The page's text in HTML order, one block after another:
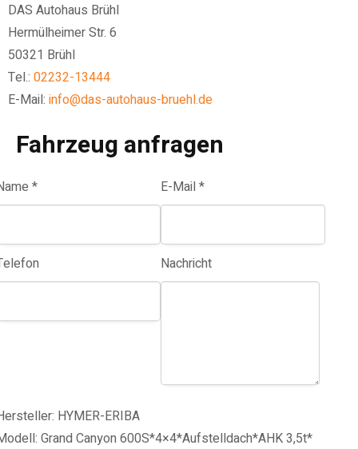
DAS Autohaus Brühl
Hermülheimer Str. 6
50321 Brühl
Tel.: 02232-13444
E-Mail: info@das-autohaus-bruehl.de
Fahrzeug anfragen
* E-Mail *
Nachricht
HYMER-ERIBA
Grand Canyon 600S*4×4*Aufstelldach*AHK 3,5t*